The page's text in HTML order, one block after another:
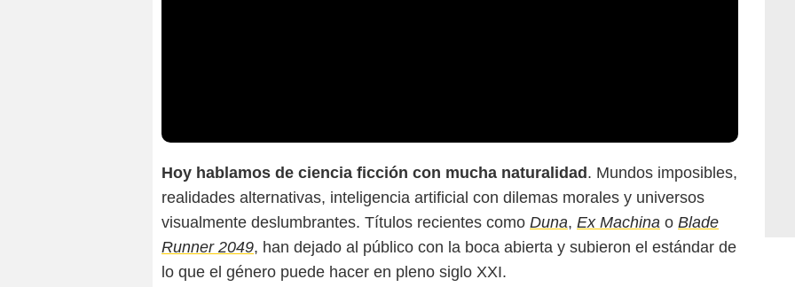
Hoy hablamos de ciencia ficción con mucha naturalidad . Mundos imposibles,
realidades alternativas, inteligencia artificial con dilemas morales y universos
visualmente deslumbrantes. Títulos recientes como Duna, Ex Machina o Blade
Runner 2049, han dejado al público con la boca abierta y subieron el estándar de
lo que el género puede hacer en pleno siglo XXI.